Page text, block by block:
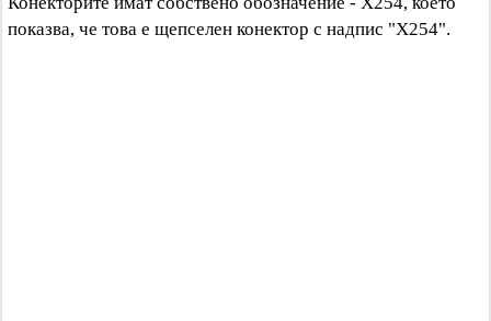
показва, че това е щепселен конектор с надпис "X254".